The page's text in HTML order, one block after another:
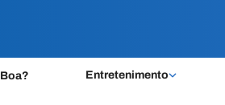
Entretenimento